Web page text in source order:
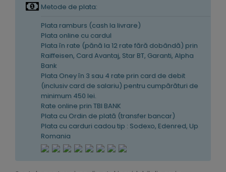
Metode de plata:
Plata ramburs (cash la livrare)
Plata online cu cardul
Plata în rate (pănă la 12 rate fără dobândă) prin
Raiffeisen, Card Avantaj, Star BT, Garanti, Alpha
Bank
Plata Oney în 3 sau 4 rate prin card de debit
(inclusiv card de salariu) pentru cumpărături de
minimum 450 lei.
Rate online prin TBI BANK
Plata cu Ordin de plată (transfer bancar)
Plata cu carduri cadou tip : Sodexo, Edenred, Up
Romania